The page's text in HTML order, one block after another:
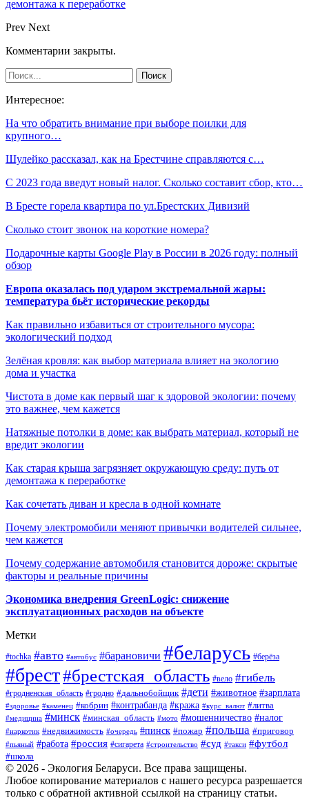
демонтажа к переработке
Prev Next
Комментарии закрыты.
Интересное:
На что обратить внимание при выборе поилки для
крупного…
Шулейко рассказал, как на Брестчине справляются с…
С 2023 года введут новый налог. Сколько составит сбор, кто…
В Бресте горела квартира по ул.Брестских Дивизий
Сколько стоит звонок на короткие номера?
Подарочные карты Google Play в России в 2026 году: полный
обзор
Европа оказалась под ударом экстремальной жары:
температура бьёт исторические рекорды
Как правильно избавиться от строительного мусора:
экологический подход
Зелёная кровля: как выбор материала влияет на экологию
дома и участка
Чистота в доме как первый шаг к здоровой экологии: почему
это важнее, чем кажется
Натяжные потолки в доме: как выбрать материал, который не
вредит экологии
Как старая крыша загрязняет окружающую среду: путь от
демонтажа к переработке
Как сочетать диван и кресла в одной комнате
Почему электромобили меняют привычки водителей сильнее,
чем кажется
Почему содержание автомобиля становится дороже: скрытые
факторы и реальные причины
Экономика внедрения GreenLogic: снижение
эксплуатационных расходов на объекте
Метки
#tochka #авто #автобус #барановичи #беларусь #берёза
#брест#брестская_область #вело #гибель
#гродненская_область #гродно #дальнобойщик #дети #животное #зарплата
#здоровье #каменец #кобрин #контрабанда #кража #курс_валют #литва
#медицина #минск #минская_область #мото #мошенничество #налог
#наркотик #недвижимость #очередь #пинск #пожар #польша #приговор
#пьяный #работа #россия #сигарета #строительство #суд #такси #футбол
#школа
© 2026 - Экология Беларуси. Все права защищены.
Любое копирование материалов с нашего ресурса разрешается
только с обратной активной ссылкой на страницу статьи.